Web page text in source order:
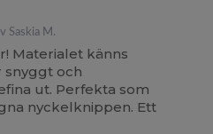
Saskia M.
Materialet känns
snyggt och
ut. Perfekta som
nyckelknippen. Ett